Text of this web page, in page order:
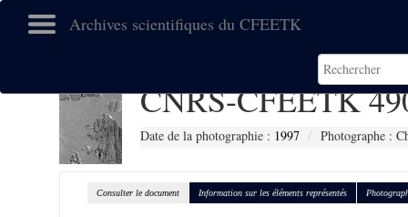
Archives scientifiques du CFEETK
CNRS-CFEETK
Date de la photographie : 1997 Photographe :
Consulter le document Information sur les éléments représentés